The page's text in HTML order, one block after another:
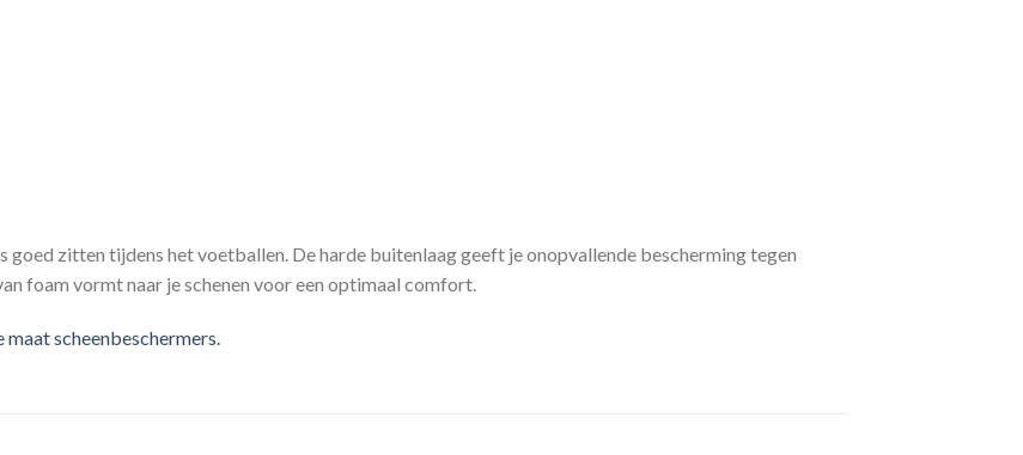
goed zitten tijdens het voetballen. De harde buitenlaag geeft je onopvallende bescherming tegen
foam vormt naar je schenen voor een optimaal comfort.
scheenbeschermers.